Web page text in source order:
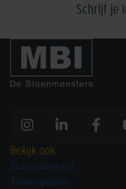
Schrijf je
Bekijk ook
Duurzaamheid
Tuininspiratie